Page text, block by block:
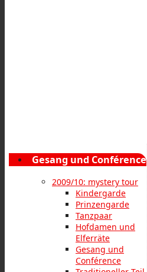
Gesang und Conférence
2009/10: mystery tour
Kindergarde
Prinzengarde
Tanzpaar
Hofdamen und
Elferräte
Gesang und
Conférence